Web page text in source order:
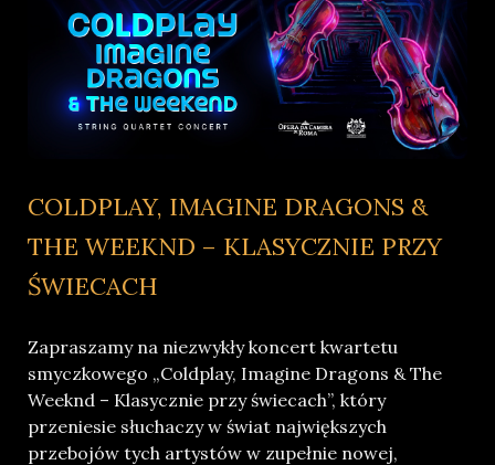
COLDPLAY, IMAGINE DRAGONS &
THE WEEKND – KLASYCZNIE PRZY
ŚWIECACH
Zapraszamy na niezwykły koncert kwartetu
smyczkowego „Coldplay, Imagine Dragons & The
Weeknd – Klasycznie przy świecach”, który
przeniesie słuchaczy w świat największych
przebojów tych artystów w zupełnie nowej,